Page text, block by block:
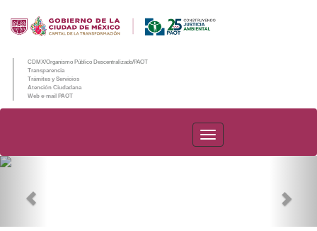
CDMX/Organismo Público Descentralizado/PAOT
Transparencia
Trámites y Servicios
Atención Ciudadana
Web e-mail PAOT
PAOT